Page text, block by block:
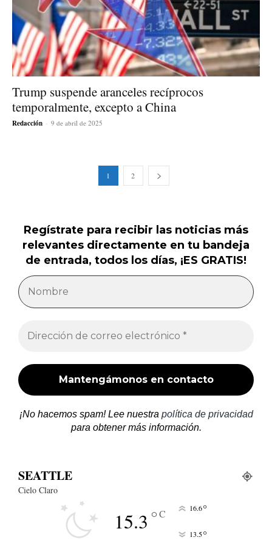
Trump suspende aranceles recíprocos
temporalmente, excepto a China
Redacción - 9 de abril de 2025
1 2
Regístrate para recibir las noticias más
relevantes directamente en tu bandeja
de entrada, todos los días, ¡ES GRATIS!
¡No hacemos spam! Lee nuestra política de privacidad
para obtener más información.
SEATTLE
Cielo Claro
15.3°C 16.6°
13.5°